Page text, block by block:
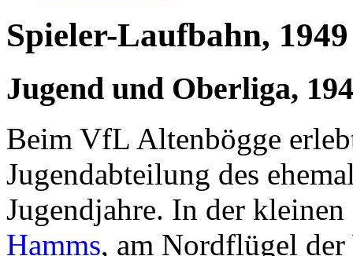
Spieler-Laufbahn,
Jugend und Oberliga,
Beim VfL Altenbögge
Jugendabteilung des
Jugendjahre. In der
Hamms, am Nordflügel